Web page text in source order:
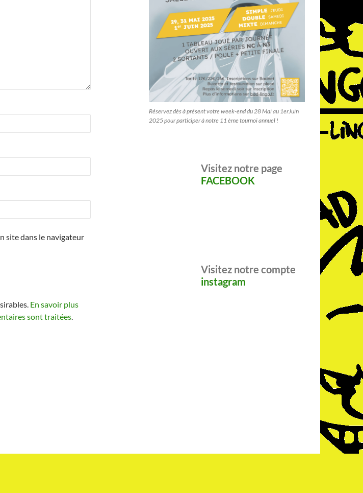
site dans le navigateur
En savoir plus
sont traitées.
Réservez dès à présent votre week-end du 28 Mai au 1erJuin
2025 pour participer à notre 11 ème tournoi annuel !
Visitez notre page
FACEBOOK
Visitez notre compte
instagram